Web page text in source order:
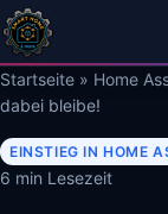
Startseite » Home
dabei bleibe!
EINSTIEG IN HOME
6 min Lesezeit